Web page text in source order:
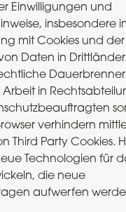
Einwilligungen und
insbesondere
mit Cookies und der
Daten in Drittländer​
Dauerbrenner
in
verhindern
Third Party Cookies.
Technologien für
die neue
aufwerfen